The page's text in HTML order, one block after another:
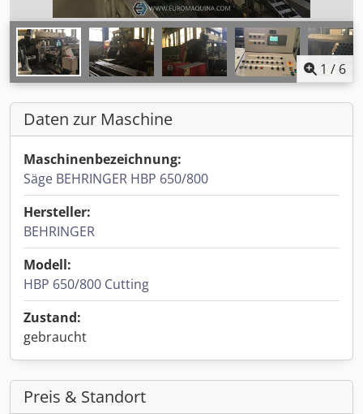
1 / 6
Daten zur Maschine
Maschinenbezeichnung:
Säge BEHRINGER HBP 650/800
Hersteller:
BEHRINGER
Modell:
HBP 650/800 Cutting
Zustand:
gebraucht
Preis & Standort